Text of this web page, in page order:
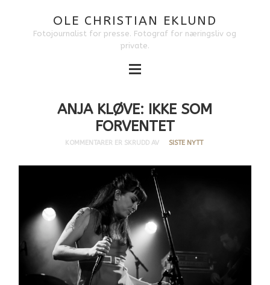
OLE CHRISTIAN EKLUND
Fotojournalist for presse. Fotograf for næringsliv og
private.
ANJA KLØVE: IKKE SOM
FORVENTET
KOMMENTARER ER SKRUDD AV SISTE NYTT